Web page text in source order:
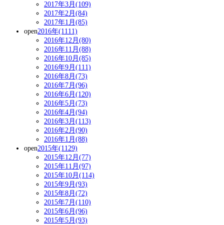
2017年3月(109)
2017年2月(84)
2017年1月(85)
open2016年(1111)
2016年12月(80)
2016年11月(88)
2016年10月(85)
2016年9月(111)
2016年8月(73)
2016年7月(96)
2016年6月(120)
2016年5月(73)
2016年4月(94)
2016年3月(113)
2016年2月(90)
2016年1月(88)
open2015年(1129)
2015年12月(77)
2015年11月(97)
2015年10月(114)
2015年9月(93)
2015年8月(72)
2015年7月(110)
2015年6月(96)
2015年5月(93)